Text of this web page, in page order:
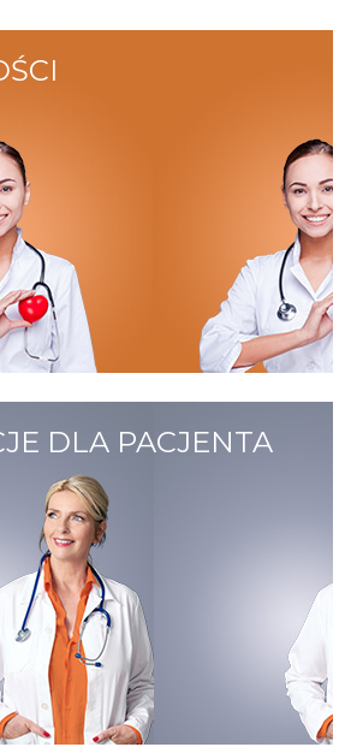
DLA PACJENTA